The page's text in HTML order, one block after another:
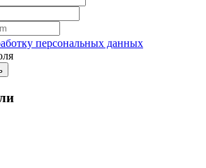
персональных данных